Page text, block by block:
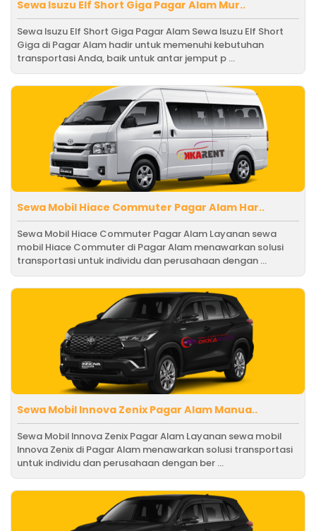
Sewa Isuzu Elf Short Giga Pagar Alam Mur..
Sewa Isuzu Elf Short Giga Pagar Alam Sewa Isuzu Elf Short
Giga di Pagar Alam hadir untuk memenuhi kebutuhan
transportasi Anda, baik untuk antar jemput p ...
Sewa Mobil Hiace Commuter Pagar Alam Har..
Sewa Mobil Hiace Commuter Pagar Alam Layanan sewa
mobil Hiace Commuter di Pagar Alam menawarkan solusi
transportasi untuk individu dan perusahaan dengan ...
Sewa Mobil Innova Zenix Pagar Alam Manua..
Sewa Mobil Innova Zenix Pagar Alam Layanan sewa mobil
Innova Zenix di Pagar Alam menawarkan solusi transportasi
untuk individu dan perusahaan dengan ber ...